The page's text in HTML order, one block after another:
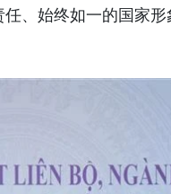
、始终如一的国家